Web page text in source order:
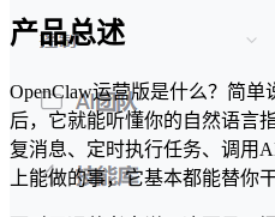
产品总述
OpenClaw运营版是什么？简单
后，它就能听懂你的自然语
复消息、定时执行任务、调
上能做的事，它基本都能替你干